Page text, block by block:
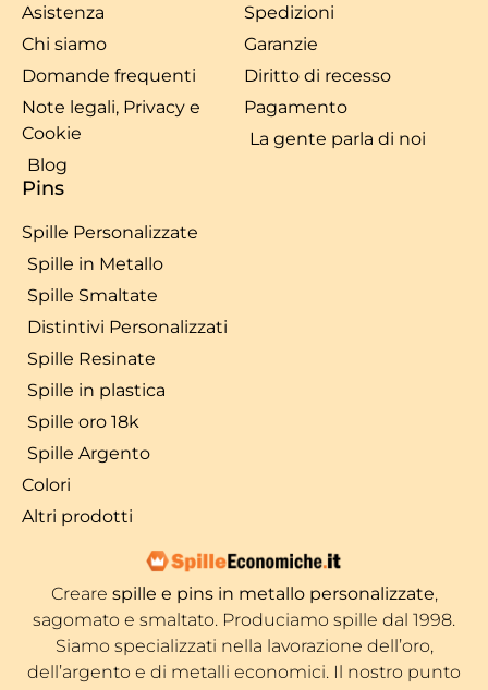
Asistenza
Chi siamo
Domande frequenti
Note legali, Privacy e
Cookie
Blog
Spedizioni
Garanzie
Diritto di recesso
Pagamento
La gente parla di noi
Pins
Spille Personalizzate
Spille in Metallo
Spille Smaltate
Distintivi Personalizzati
Spille Resinate
Spille in plastica
Spille oro 18k
Spille Argento
Colori
Altri prodotti
Creare spille e pins in metallo personalizzate,
sagomato e smaltato. Produciamo spille dal 1998.
Siamo specializzati nella lavorazione dell’oro,
dell’argento e di metalli economici. Il nostro punto